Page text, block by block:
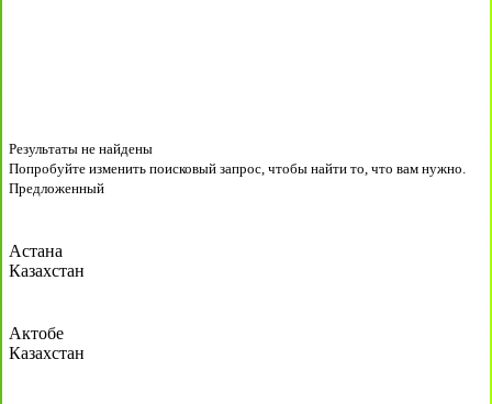
Результаты не найдены
Попробуйте изменить поисковый запрос, чтобы найти то, что вам нужно.
Предложенный
Астана
Казахстан
Актобе
Казахстан